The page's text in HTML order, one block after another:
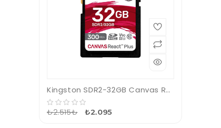
Kingston SDR2-32GB Canvas React Plus SDHC UHS-II 300R-260W U3 V90 for Full HD-4K-8K Hafıza Kartı
₺2.515₺ ₺2.095